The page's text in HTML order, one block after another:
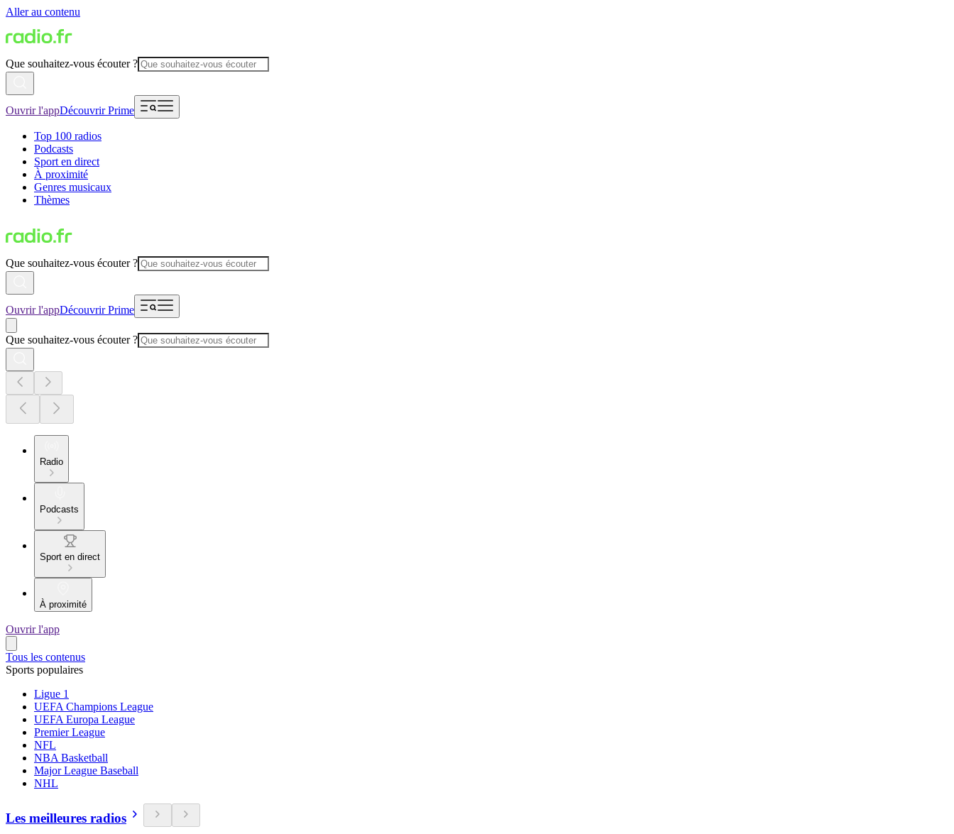
Aller au contenu
Que souhaitez-vous écouter ?
Ouvrir l'appDécouvrir Prime
Top 100 radios
Podcasts
Sport en direct
À proximité
Genres musicaux
Thèmes
Que souhaitez-vous écouter ?
Ouvrir l'appDécouvrir Prime
Que souhaitez-vous écouter ?
Radio
Podcasts
Sport en direct
À proximité
Ouvrir l'app
Tous les contenus
Sports populaires
Ligue 1
UEFA Champions League
UEFA Europa League
Premier League
NFL
NBA Basketball
Major League Baseball
NHL
Les meilleures radios